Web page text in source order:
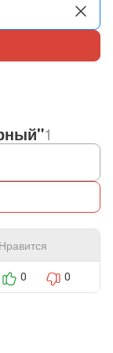
1
Нравится
0 0